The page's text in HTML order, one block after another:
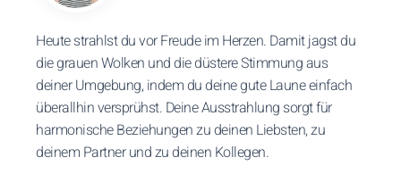
Heute strahlst du vor Freude im Herzen. Damit jagst du
die grauen Wolken und die düstere Stimmung aus
deiner Umgebung, indem du deine gute Laune einfach
überallhin versprühst. Deine Ausstrahlung sorgt für
harmonische Beziehungen zu deinen Liebsten, zu
deinem Partner und zu deinen Kollegen.